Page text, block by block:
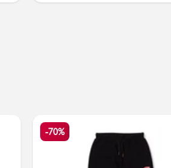
-70%